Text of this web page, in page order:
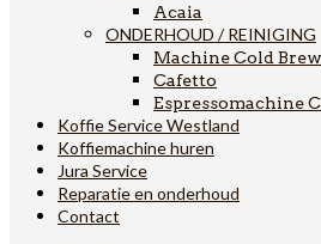
Acaia
ONDERHOUD / REINIGING
Machine Cold Brew
Cafetto
Espressomachine
Koffie Service Westland
Koffiemachine huren
Jura Service
Reparatie en onderhoud
Contact